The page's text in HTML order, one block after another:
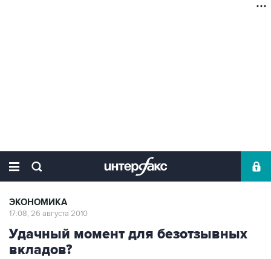
ЭКОНОМИКА
17:08, 26 августа 2010
Удачный момент для безотзывных
вкладов?